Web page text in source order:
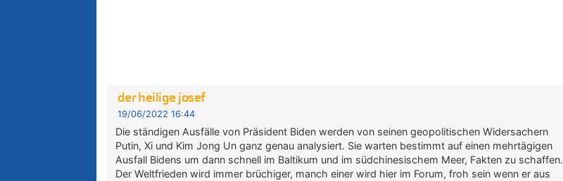
der heilige josef
19/06/2022 16:44
Die ständigen Ausfälle von Präsident Biden werden von seinen geopolitischen Widersachern
Putin, Xi und Kim Jong Un ganz genau analysiert. Sie warten bestimmt auf einen mehrtägigen
Ausfall Bidens um dann schnell im Baltikum und im südchinesischem Meer, Fakten zu schaffen.
Der Weltfrieden wird immer brüchiger, manch einer wird hier im Forum, froh sein wenn er aus